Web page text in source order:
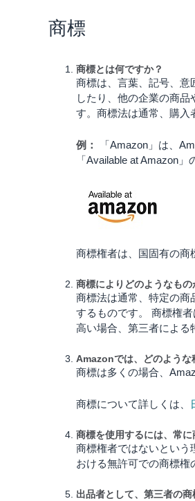
商標
商標とは何ですか？
商標は、言葉、記号、意
したり、他の企業の商品
す。商標法は通常、購入
例：
「Amazon」は、
「Available at Amazon
商標権者は、国固有の商
商標によりどのようなもの
商標法は通常、特定の商
するものです。
商標権
高い場合、第三者による
Amazonでは、どのような
商標は多くの場合、
商標について詳しくは、
商標を使用するには、常
商標権者ではないという
おける無許可での商標権
出品者として、第三者の